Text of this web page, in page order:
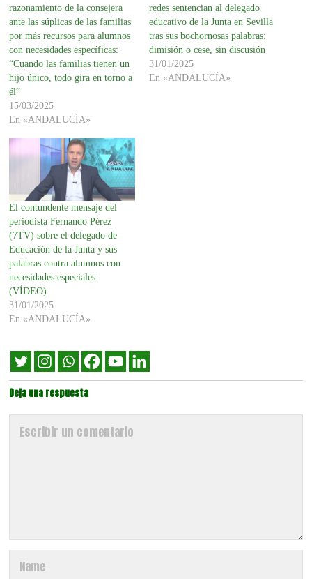
razonamiento de la consejera
ante las súplicas de las familias
por más recursos para alumnos
con necesidades específicas:
“Cuando las familias tienen un
hijo único, todo gira en torno a
él”
15/03/2025
En «ANDALUCÍA»
redes sentencian al delegado
educativo de la Junta en Sevilla
tras sus bochornosas palabras:
dimisión o cese, sin discusión
31/01/2025
En «ANDALUCÍA»
El contundente mensaje del
periodista Fernando Pérez
(7TV) sobre el delegado de
Educación de la Junta y sus
palabras contra alumnos con
necesidades especiales
(VÍDEO)
31/01/2025
En «ANDALUCÍA»
Deja una respuesta